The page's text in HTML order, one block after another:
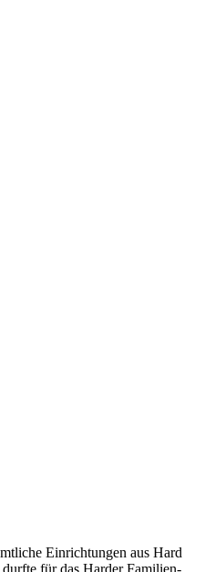
Einrich­tungen aus Hard
durfte für das Harder Familien­